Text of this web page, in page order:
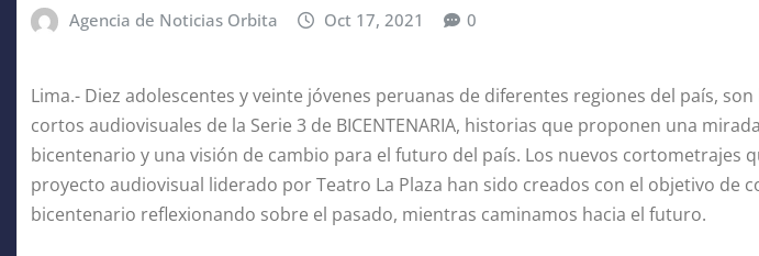
Agencia de Noticias Orbita Oct 17, 2021 0
Lima.- Diez adolescentes y veinte jóvenes peruanas de diferentes regiones del país,
cortos audiovisuales de la Serie 3 de BICENTENARIA, historias que proponen una
bicentenario y una visión de cambio para el futuro del país. Los nuevos cortometrajes
proyecto audiovisual liderado por Teatro La Plaza han sido creados con el objetivo de
bicentenario reflexionando sobre el pasado, mientras caminamos hacia el futuro.